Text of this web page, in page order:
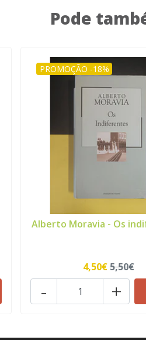
Pode
PROMOÇÃO -18%
Alberto Moravia - Os
4,50€5,50€
+
-